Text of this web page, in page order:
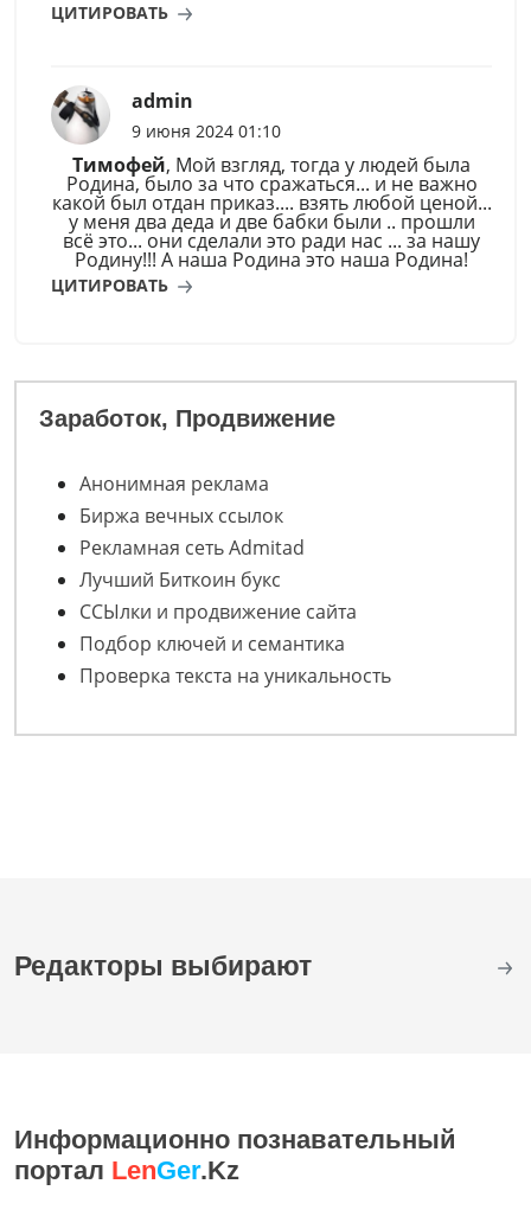
ЦИТИРОВАТЬ
admin
9 июня 2024 01:10
Тимофей, Мой взгляд, тогда у людей была
Родина, было за что сражаться... и не важно
какой был отдан приказ.... взять любой ценой...
у меня два деда и две бабки были .. прошли
всё это... они сделали это ради нас ... за нашу
Родину!!! А наша Родина это наша Родина!
ЦИТИРОВАТЬ
Заработок, Продвижение
Анонимная реклама
Биржа вечных ссылок
Рекламная сеть Admitad
Лучший Биткоин букс
ССЫлки и продвижение сайта
Подбор ключей и семантика
Проверка текста на уникальность
Редакторы выбирают
Информационно познавательный
портал LenGer.Kz